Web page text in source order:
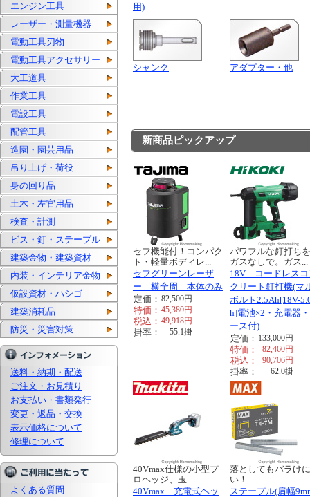
エンジン工具
レーザー・測量機器
電動工具刃物
電動工具アクセサリー
大工道具
作業工具
電設工具
配管工具
造園・園芸用品
吊り上げ・荷役
身の回り品
土木・左官用品
検査・計測
ビス・釘・ステープル
建築金物・建築資材
内装・インテリア金物
仮設資材・ハシゴ
建築消耗品
防災・災害対策
送料・納期・配送
ご注文・お見積り
お支払い・書類発行
変更・返品・交換
表示価格について
修理について
よくある質問
用)
シャンク アダプター・他
新商品ピックアップ
セフ機能付！コンパク
ト・軽量ボディレ...
セフグリーンレーザ
ー 横全周 本体のみ
定価： 82,500円
特価： 45,380円
税込： 49,918円
掛率： 55.1掛
パワフルな釘打ち
ガスなしで。ガス...
18V コードレスコ
クリート釘打機(マ
ボルト2.5Ah[18V-
h]電池×2・充電器
ース付)
定価： 133,000円
特価： 82,460円
税込： 90,706円
掛率： 62.0掛
40Vmax仕様の小型プ
ロヘッジ、玉...
40Vmax 充電式ヘッ
落としてもバラけ
い！
ステープル(肩幅